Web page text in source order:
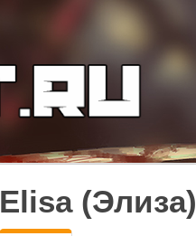
Elisa (Элиза)